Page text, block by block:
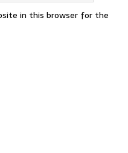
in this browser for the